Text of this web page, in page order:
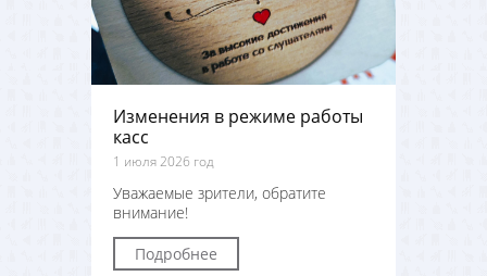
Изменения в режиме работы
касс
1 июля 2026 год
Уважаемые зрители, обратите
внимание!
Подробнее